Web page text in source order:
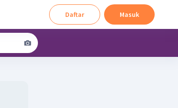
Daftar Masuk